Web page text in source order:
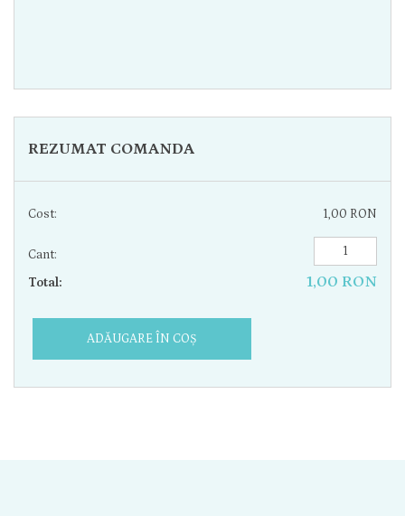
REZUMAT COMANDA
Cost: 1,00 RON
Cant:
ADĂUGARE ÎN COȘ
Total: 1,00 RON